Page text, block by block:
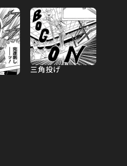
三角投げ